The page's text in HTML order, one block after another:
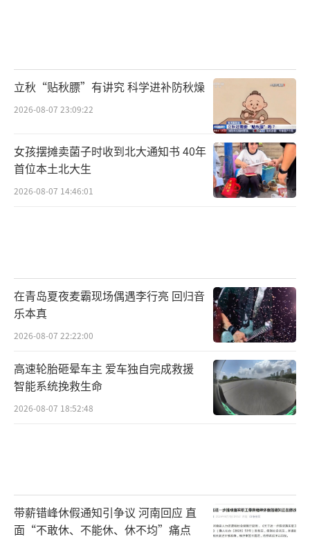
久存，许某利很可能是将小的尸块丢进马桶冲
走，大的尸骨带走丢弃。
杭州女子失踪时家里用2吨水
现在警方用吸污车清理化粪池，对化粪池
针对使用粉碎机的说法，孙先生表示不可
能，因为楼房隔音效果不好，使用粉碎机的
破，这些悬疑会被警方逐一揭开。
7月24日，华商报记者试图联系来女士的大
记者联系杭州警方证实，来女士的丈夫许
立秋“贴秋膘”有讲究 科学进补防秋燥
2026-08-07 23:09:22
女孩摆摊卖菌子时收到北大通知书 40年
首位本土北大生
2026-08-07 14:46:01
在青岛夏夜麦霸现场偶遇李行亮 回归音
乐本真
2026-08-07 22:22:00
高速轮胎砸晕车主 爱车独自完成救援
智能系统挽救生命
2026-08-07 18:52:48
带薪错峰休假通知引争议 河南回应 直
面“不敢休、不能休、休不均”痛点